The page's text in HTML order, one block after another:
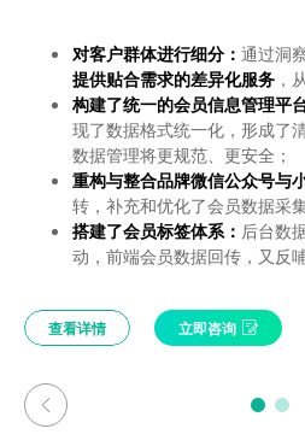
多渠道多触点汇集流量：
打通京东、天猫、抖音、拼多
获取平台侧流量；
借助飞利浦成熟的经销/代理网
下消费者数据。
深入微信生态，布局私域，以
等为抓手，会员中心、微商城
培育-转化-售后”的运营闭环。
查看详情 立即咨询
对客户群体进行细分： 通过洞
提供贴合需求的差异化服务 ，
构建了统一的会员信息管理平
现了数据格式统一化，形成了
数据管理将更规范、更安全；
重构与整合品牌微信公众号与
转，补充和优化了会员数据采
搭建了会员标签体系： 后台数
动，前端会员数据回传，又反
查看详情 立即咨询
多渠道多触点汇集流量：
打通京东、天猫、抖音、拼多
获取平台侧流量；
借助飞利浦成熟的经销/代理网
下消费者数据。
深入微信生态，布局私域，以
等为抓手，会员中心、微商城
培育-转化-售后”的运营闭环。
查看详情 立即咨询
对客户群体进行细分： 通过洞
提供贴合需求的差异化服务 ，
构建了统一的会员信息管理平
现了数据格式统一化，形成了
数据管理将更规范、更安全；
重构与整合品牌微信公众号与
转，补充和优化了会员数据采
搭建了会员标签体系： 后台数
动，前端会员数据回传，又反
查看详情 立即咨询